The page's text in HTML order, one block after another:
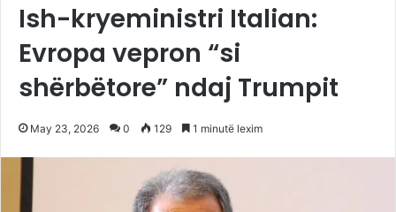
Ish-kryeministri Italian:
Evropa vepron “si
shërbëtore” ndaj Trumpit
May 23, 2026 0 129 1 minutë lexim